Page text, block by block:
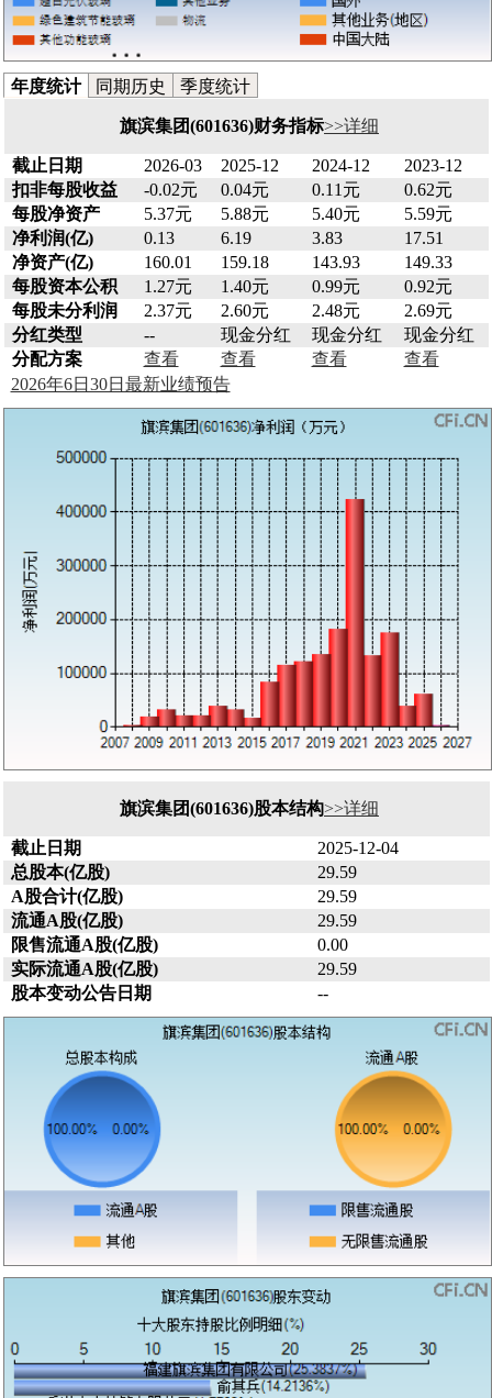
年度统计 同期历史 季度统计
旗滨集团(601636)财务指标>>详细
截止日期 2026-03 2025-12 2024-12
2023-12
扣非每股收益
-0.02元 0.04元 0.11元
0.62元
每股净资产
5.37元 5.88元 5.40元
5.59元
净利润(亿)
0.13 6.19 3.83
17.51
净资产(亿)
160.01 159.18 143.93
149.33
每股资本公积
1.27元 1.40元 0.99元
0.92元
每股未分利润
2.37元 2.60元 2.48元
2.69元
分红类型
-- 现金分红 现金分红
现金分红
分配方案
查看 查看 查看
查看
2026年6日30日最新业绩预告
旗滨集团(601636)股本结构>>详细
截止日期
2025-12-04
总股本(亿股)
29.59
A股合计(亿股)
29.59
流通A股(亿股)
29.59
限售流通A股(亿股)
0.00
实际流通A股(亿股)
29.59
股本变动公告日期
--